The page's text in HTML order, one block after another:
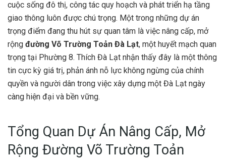
cuộc sống đô thị, công tác quy hoạch và phát triển hạ tầng
giao thông luôn được chú trọng. Một trong những dự án
trọng điểm đang thu hút sự quan tâm là việc nâng cấp, mở
rộng đường Võ Trường Toản Đà Lạt, một huyết mạch quan
trọng tại Phường 8. Thích Đà Lạt nhận thấy đây là một thông
tin cực kỳ giá trị, phản ánh nỗ lực không ngừng của chính
quyền và người dân trong việc xây dựng một Đà Lạt ngày
càng hiện đại và bền vững.
Tổng Quan Dự Án Nâng Cấp, Mở
Rộng Đường Võ Trường Toản